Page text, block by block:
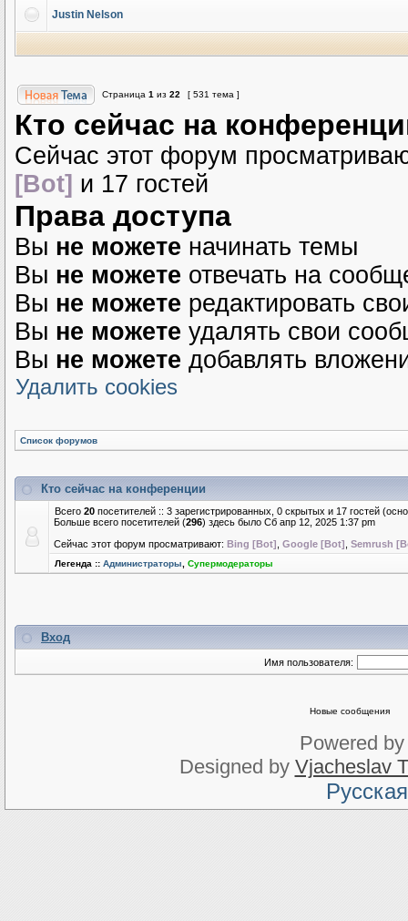
Justin Nelson
Страница 1 из 22 [ 531 тема ]
Кто сейчас на
Сейчас этот форум
[Bot] и 17 гостей
Права доступа
Вы не можете начинать темы
Вы не можете отвечать на
Вы не можете редактировать
Вы не можете удалять свои
Вы не можете добавлять
Удалить cookies
Список форумов
Кто сейчас на конференции
Всего 20 посетителей :: 3 зарегистрированных, 0 скрытых и 17 гостей
Больше всего посетителей (296) здесь было Сб апр 12, 2025 1:37 pm
Сейчас этот форум просматривают: Bing [Bot] Google [Bot] Semrush
Легенда :: Администраторы Супермодераторы
Вход
Имя пользователя:
Новые сообщения
Powered
Designed by Vjacheslav